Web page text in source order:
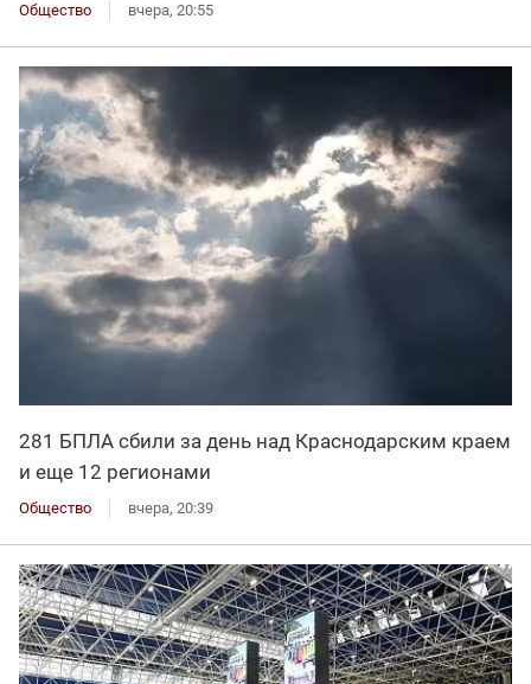
Общество вчера, 20:55
281 БПЛА сбили за день над Краснодарским краем
и еще 12 регионами
Общество вчера, 20:39